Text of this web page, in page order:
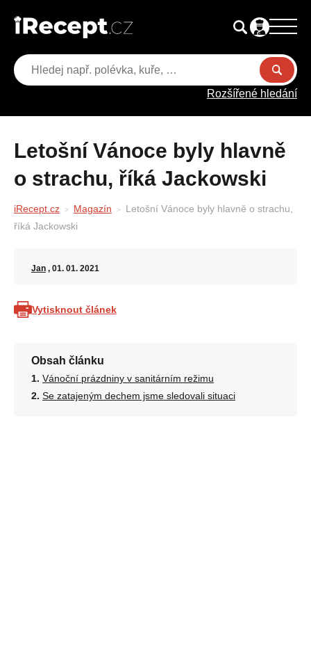
Rozšířené hledání
Letošní Vánoce byly hlavně
o strachu, říká Jackowski
iRecept.cz Magazín
Letošní Vánoce byly hlavně o strachu,
říká Jackowski
Jan , 01. 01. 2021
Vytisknout článek
Obsah článku
Vánoční prázdniny v sanitárním režimu
Se zatajeným dechem jsme sledovali situaci